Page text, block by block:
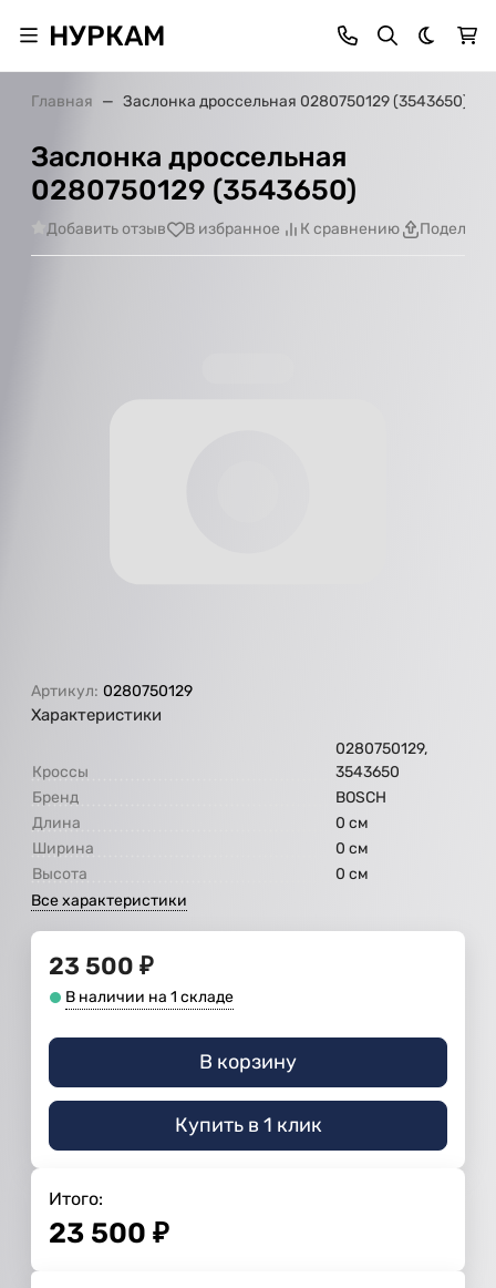
НУРКАМ Темная
Главная Заслонка дроссельная 0280750129 (3543650)
Заслонка дроссельная
0280750129 (3543650)
Добавить отзыв В избранное К сравнению
Артикул: 0280750129
Характеристики
Кроссы
0280750129,
3543650
Бренд
BOSCH
Длина
0 см
Ширина
0 см
Высота
0 см
Все характеристики
23 500 ₽
В наличии на 1 складе
В корзину
Купить в 1 клик
Итого:
23 500 ₽